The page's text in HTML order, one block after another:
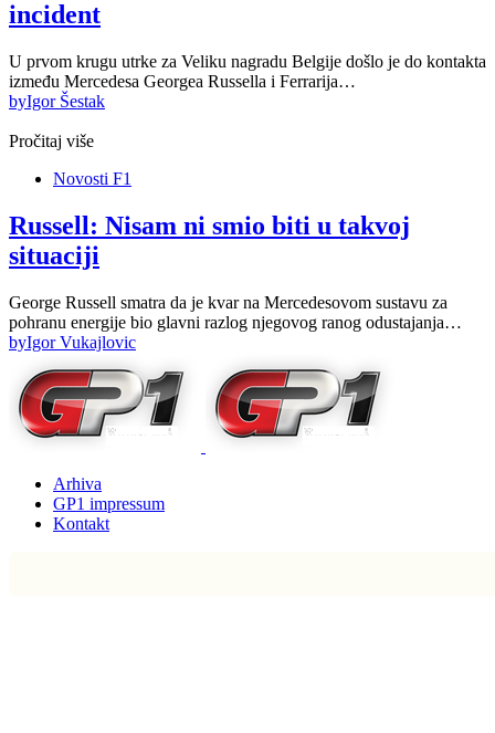
incident
U prvom krugu utrke za Veliku nagradu Belgije došlo je do kontakta
između Mercedesa Georgea Russella i Ferrarija…
byIgor Šestak
Pročitaj više
Novosti F1
Russell: Nisam ni smio biti u takvoj
situaciji
George Russell smatra da je kvar na Mercedesovom sustavu za
pohranu energije bio glavni razlog njegovog ranog odustajanja…
byIgor Vukajlovic
Arhiva
GP1 impressum
Kontakt